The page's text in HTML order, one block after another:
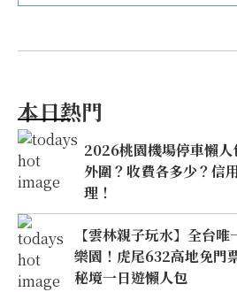
本日熱門
2026桃園機場停車懶
外圍？收費各多少？信
理！
【雲林親子玩水】全台
樂園！虎尾632高地免門
秘境一日遊懶人包